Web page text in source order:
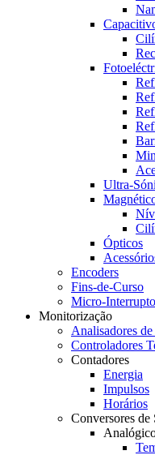
Ultra-
Ópticos
Encoders
Fins-de-Curso
Micro-
Monitorização
Analisadores
Controladores
Contadores
Energia
Impulsos
Horários
Conversores de